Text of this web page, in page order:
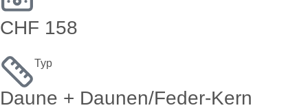
CHF 158
Typ
Daune + Daunen/Feder-Kern